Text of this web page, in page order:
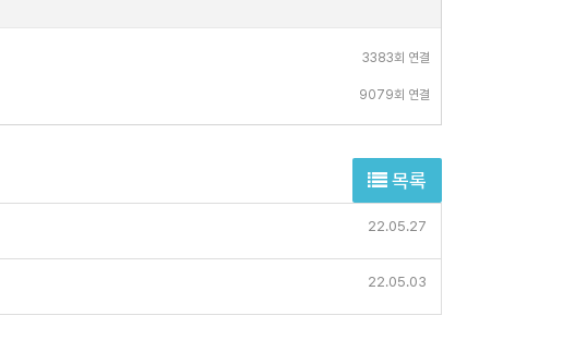
3383회 연결
9079회 연결
목록
22.05.27
22.05.03